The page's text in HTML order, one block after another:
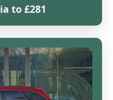
to £281